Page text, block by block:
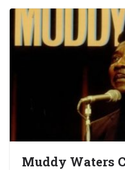
Muddy Waters